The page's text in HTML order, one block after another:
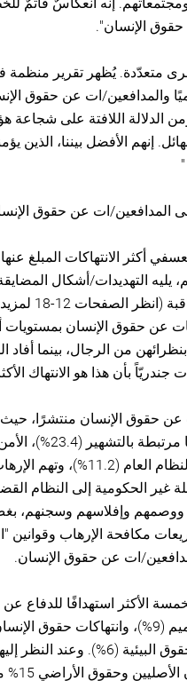
الإنسان".
متعدّدة. يُظهر تقرير منظمة
والمدافعين/ات عن حقوق
الدلالة اللافتة على شجاعة
إنهم الأفضل بيننا، الذين
المدافعين/ات عن حقوق
أكثر الانتهاكات المبلغ
التهديدات/أشكال المضايقة
عن حقوق الإنسان بمستويات
من الرجال، بينما
جندريّاً بأن هذا هو الانتهاك
غير الحكومية إلى النظام
ووصمهم وإفلاسهم وسجنهم،
مكافحة الإرهاب وقوانين
ات عن حقوق الإنسان.
الأكثر استهدافًا للدفاع
حقوق الإنسان (6%)، والحقوق
عن